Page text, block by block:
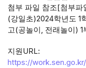
첨부 파일 참조[첨부파
(강일초)2024학년도 1
고(공놀이, 전래놀이) 1
지원URL:
https://